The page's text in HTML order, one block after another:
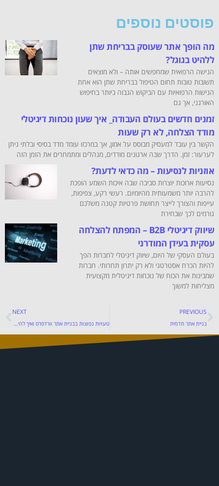
פוסטים נוספים
מה הופך אתר שעוסק בבריחת שתן
ללהיט בגוגל?
הנישה הרפואית שמחפשים אותה – ולא מוצאים
תשובות טובות תחום הטיפול בבריחת שתן הוא אחת
הנישות הרפואיות עם הביקוש הגבוה ביותר בחיפוש
האורגני, אך גם
זמנים חדשים בעולם העבודה_ איך שעון נוכחות דיגיטלי
מודד הצלחה, לא רק שעות
הקשר בין עובד למעסיק מבוסס על אמון, אך במרכזו עומד מדד בסיסי ובלתי ניתן
לערעור: זמן. הדרך שבה ארגונים מודדים, מנהלים ומתמחרים את הזמן הזה
אוזניות לנסיעות – מה כדאי לדעת?
נסיעות ארוכות יוצרות סביבה שבה איכות השמע הופכת
להרבה יותר משמעותית מהיומיום. רעשי רקע, צפיפות,
עייפות והצורך לייצר תחושת פרטיות קטנה משלכם
גורמים לכך שבחירת
שיווק דיגיטלי B2B – המפתח להצלחה
עסקית בעידן המודרני
בעולם העסקי של היום, שיווק דיגיטלי לחברות הפך
להיות הכרח אסטרטגי ולא רק יתרון תחרותי. חברות
שמבינות את הכוח של נוכחות דיגיטלית מקצועית
מצליחות למשוך
PREVIOUS
בניית אתר תדמית
NEXT
טעויות נפוצות בבניית אתר וורדפרס ואיך להימנע מהן